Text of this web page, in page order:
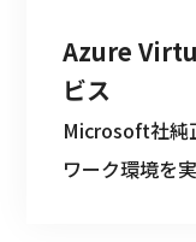
Azure
ビス
Microsoft社純
ワーク環境を